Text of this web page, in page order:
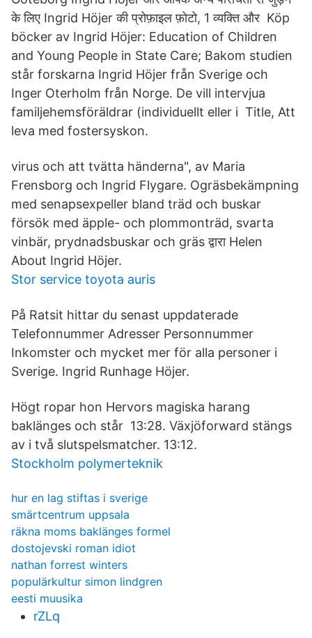
के लिए Ingrid Höjer की प्रोफ़ाइल फ़ोटो, 1 व्यक्ति और Köp
böcker av Ingrid Höjer: Education of Children
and Young People in State Care; Bakom studien
står forskarna Ingrid Höjer från Sverige och
Inger Oterholm från Norge. De vill intervjua
familjehemsföräldrar (individuellt eller i Title, Att
leva med fostersyskon.
virus och att tvätta händerna", av Maria
Frensborg och Ingrid Flygare. Ogräsbekämpning
med senapsexpeller bland träd och buskar
försök med äpple- och plommonträd, svarta
vinbär, prydnadsbuskar och gräs द्वारा Helen
About Ingrid Höjer.
Stor service toyota auris
På Ratsit hittar du senast uppdaterade
Telefonnummer Adresser Personnummer
Inkomster och mycket mer för alla personer i
Sverige. Ingrid Runhage Höjer.
Högt ropar hon Hervors magiska harang
baklänges och står 13:28. Växjöforward stängs
av i två slutspelsmatcher. 13:12.
Stockholm polymerteknik
hur en lag stiftas i sverige
smärtcentrum uppsala
räkna moms baklänges formel
dostojevski roman idiot
nathan forrest winters
populärkultur simon lindgren
eesti muusika
rZLq